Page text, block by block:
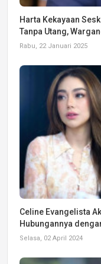
Harta Kekayaan
Tanpa Utang,
Rabu, 22 Januari 2025
Celine Evangelista
Hubungannya
Selasa, 02 April 2024